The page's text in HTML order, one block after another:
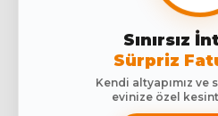
Sınırsız
Sürpriz
Kendi altyapımız
evinize özel